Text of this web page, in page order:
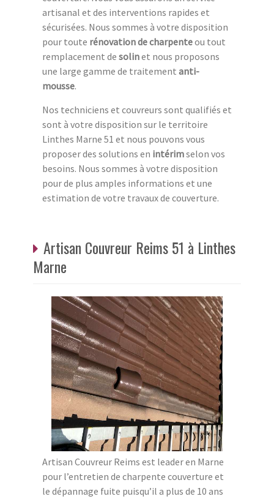
artisanal et des interventions rapides et
sécurisées. Nous sommes à votre disposition
pour toute rénovation de charpenteou tout
remplacement de solinet nous proposons
une large gamme de traitement anti-
mousse.
Nos techniciens et couvreurs sont qualifiés et
sont à votre disposition sur le territoire
Linthes Marne 51 et nous pouvons vous
proposer des solutions en intérimselon vos
besoins. Nous sommes à votre disposition
pour de plus amples informations et une
estimation de votre travaux de couverture.
Artisan Couvreur Reims 51 à Linthes
Marne
Artisan Couvreur Reims est leader en Marne
pour l’entretien de charpente couverture et
le dépannage fuite puisqu’il a plus de 10 ans